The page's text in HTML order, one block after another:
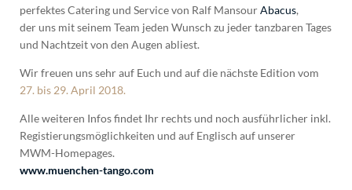
perfektes Catering und Service von Ralf MansourAbacus,
der uns mit seinem Team jeden Wunsch zu jeder tanzbaren Tages
und Nachtzeit von den Augen abliest.
Wir freuen uns sehr auf Euch und auf die nächste Edition vom
27. bis 29. April 2018.
Alle weiteren Infos findet Ihr rechts und noch ausführlicher inkl.
Registierungsmöglichkeiten und auf Englisch auf unserer
MWM-Homepages.
www.muenchen-tango.com